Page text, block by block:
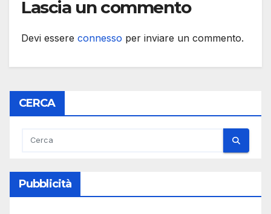
Lascia un commento
Devi essere connesso per inviare un commento.
CERCA
Pubblicità